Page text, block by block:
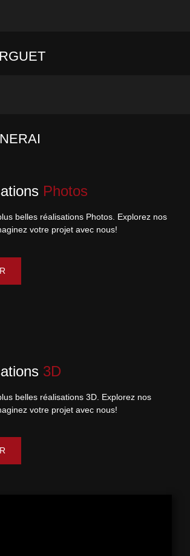
Photos
belles réalisations Photos. Explorez nos
votre projet avec nous!
3D
belles réalisations 3D. Explorez nos
votre projet avec nous!